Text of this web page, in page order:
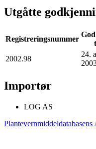
Utgåtte
Registreringsnummer
2002.98
24.
Importør
LOG AS
Plantevernmiddeldatabasens